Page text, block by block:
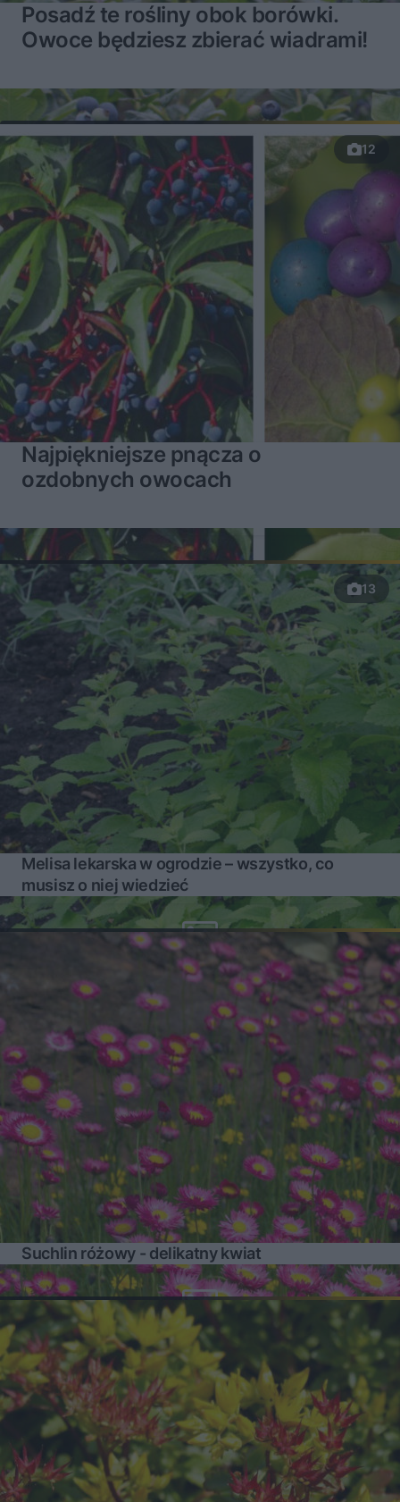
Posadź te rośliny obok borówki.
Owoce będziesz zbierać wiadrami!
12
Najpiękniejsze pnącza o
ozdobnych owocach
13
Melisa lekarska w ogrodzie – wszystko, co
musisz o niej wiedzieć
Suchlin różowy - delikatny kwiat